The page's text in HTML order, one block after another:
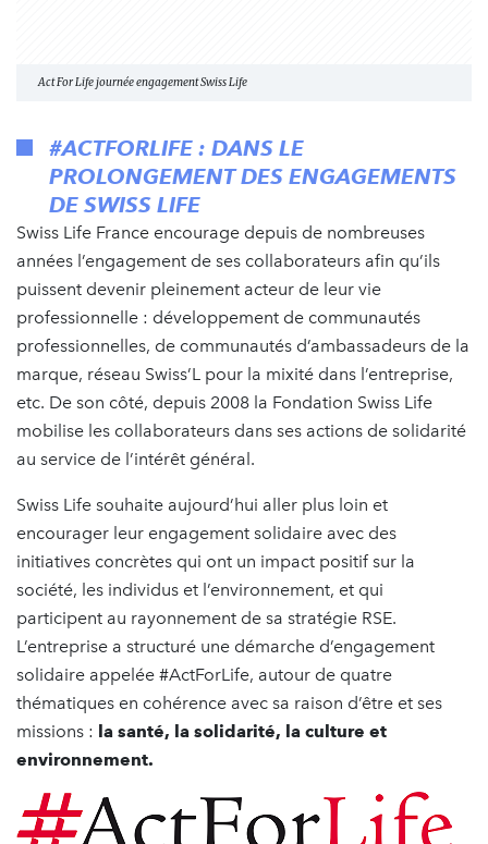
Act For Life journée engagement Swiss Life
#ACTFORLIFE : DANS LE
PROLONGEMENT DES ENGAGEMENTS
DE SWISS LIFE
Swiss Life France encourage depuis de nombreuses
années l’engagement de ses collaborateurs afin qu’ils
puissent devenir pleinement acteur de leur vie
professionnelle : développement de communautés
professionnelles, de communautés d’ambassadeurs de la
marque, réseau Swiss’L pour la mixité dans l’entreprise,
etc. De son côté, depuis 2008 la Fondation Swiss Life
mobilise les collaborateurs dans ses actions de solidarité
au service de l’intérêt général.
Swiss Life souhaite aujourd’hui aller plus loin et
encourager leur engagement solidaire avec des
initiatives concrètes qui ont un impact positif sur la
société, les individus et l’environnement, et qui
participent au rayonnement de sa stratégie RSE.
L’entreprise a structuré une démarche d’engagement
solidaire appelée #ActForLife, autour de quatre
thématiques en cohérence avec sa raison d’être et ses
missions : la santé, la solidarité, la culture et
environnement.